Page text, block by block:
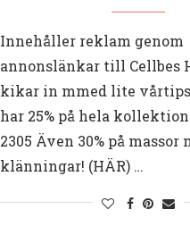
Innehåller reklam genom
annonslänkar till Cellbes
kikar in mmed lite vårtips!
har 25% på hela
2305 Även 30% på massor
klänningar! (HÄR) …